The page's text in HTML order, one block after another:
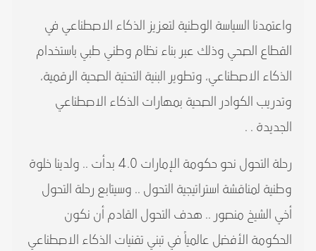
واعتمدنا السياسة الوطنية لتعزيز الذكاء الاصطناعي في
القطاع الصحي وذلك عبر بناء نظام وطني طبي باستخدام
الذكاء الاصطناعي، وتطوير البنية التحتية الصحية الرقمية،
وتدريب الكوادر الصحية بمهارات الذكاء الاصطناعي
الجديدة . .
رحلة التحول نحو حكومة الإمارات 4.0 بدأت .. ولدينا خلوة
وطنية لمناقشة استراتيجية التحول .. وسيتابع رحلة التحول
أخي الشيخ منصور .. هدف التحول القادم أن نكون
الحكومة الأفضل عالمياً في تبني تقنيات الذكاء الاصطناعي